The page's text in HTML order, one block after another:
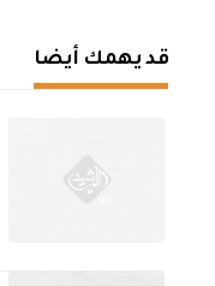
قد يهمك أيضا